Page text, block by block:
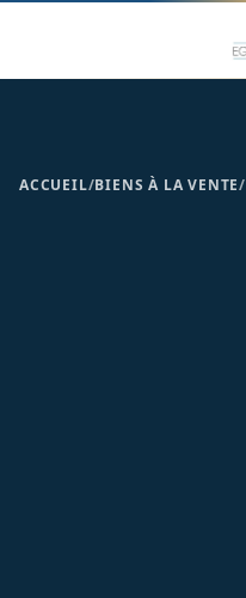
ACCUEIL/BIENS À LA VENTE/